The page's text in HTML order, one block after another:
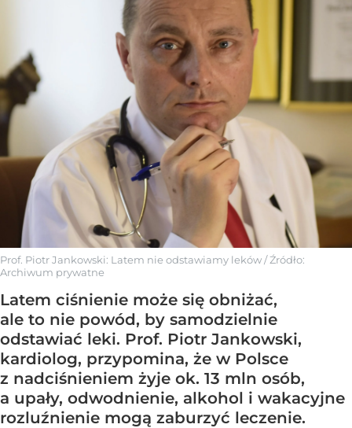
Prof. Piotr Jankowski: Latem nie odstawiamy leków/ Źródło:
Archiwum prywatne
Latem ciśnienie może się obniżać,
ale to nie powód, by samodzielnie
odstawiać leki. Prof. Piotr Jankowski,
kardiolog, przypomina, że w Polsce
z nadciśnieniem żyje ok. 13 mln osób,
a upały, odwodnienie, alkohol i wakacyjne
rozluźnienie mogą zaburzyć leczenie.